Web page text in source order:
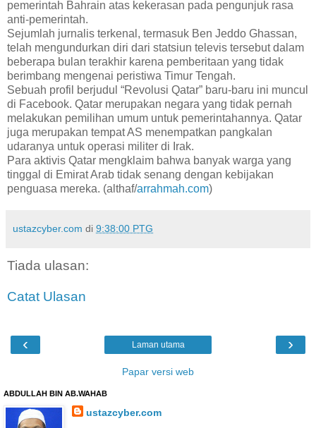
pemerintah Bahrain atas kekerasan pada pengunjuk rasa
anti-pemerintah.
Sejumlah jurnalis terkenal, termasuk Ben Jeddo Ghassan,
telah mengundurkan diri dari statsiun televis tersebut dalam
beberapa bulan terakhir karena pemberitaan yang tidak
berimbang mengenai peristiwa Timur Tengah.
Sebuah profil berjudul “Revolusi Qatar” baru-baru ini muncul
di Facebook. Qatar merupakan negara yang tidak pernah
melakukan pemilihan umum untuk pemerintahannya. Qatar
juga merupakan tempat AS menempatkan pangkalan
udaranya untuk operasi militer di Irak.
Para aktivis Qatar mengklaim bahwa banyak warga yang
tinggal di Emirat Arab tidak senang dengan kebijakan
penguasa mereka. (althaf/arrahmah.com)
ustazcyber.com di 9:38:00 PTG
Tiada ulasan:
Catat Ulasan
‹ ›
Laman utama
Papar versi web
ABDULLAH BIN AB.WAHAB
ustazcyber.com